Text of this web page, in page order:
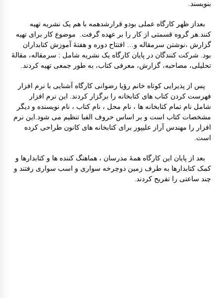
بنویسند.
بعداز ظهر کارگاه عملی بودو قرارشدهمه با هم یک نشریه تهیه
کنند.هر گروه قسمتی از کار را بر عهده گرفت. موضوع کار برای تهیه
گزارش ،نوشتن سرمقاله و… افتتاح دوره و هفتۀ آموزش کتابداران
بود. شرکت کنندگان در پایان کارگاه یک نشریه شامل : سرمقاله، مقالۀ
تحلیلی، مصاحبه، گزارش، معرفی کتاب، به طور جمعی تهیه کردند.
پس از پذیرایی کوتاه خانم رؤیا رضوانی کارگاه آشنایی با نرم افزار
فهرست کردن کتاب های کتابخانه را برگزار کردند. این نرم افزار
شامل نام تمام کتابخانه ها ، نام محل ، نام کتاب ، نام نویسنده و دیگر
مشخصات کتاب است و بر اساس حروف الفبا تنظیم می شود.این نرم
افزار را مهندس آراز علیپور برای کتابخانه های کانون طراحی کرده
است.
بعد از پایان این کارگاه همۀ مدرسان ، هماهنگ کننده ها و کتابدارها و
کمک کتابدارها به طرف زمین دوچرخه سواری و اسب سواری رفتند و
چند ساعتی را تفریح کردند.